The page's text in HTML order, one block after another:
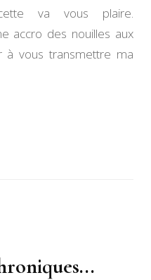
va vous plaire.
accro des nouilles aux
à vous transmettre ma